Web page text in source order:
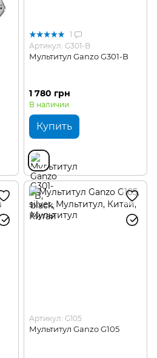
1
Артикул: G301-B
Мультитул Ganzo G301-B
1 780 грн
В наличии
Купить
Артикул: G105
Мультитул Ganzo G105